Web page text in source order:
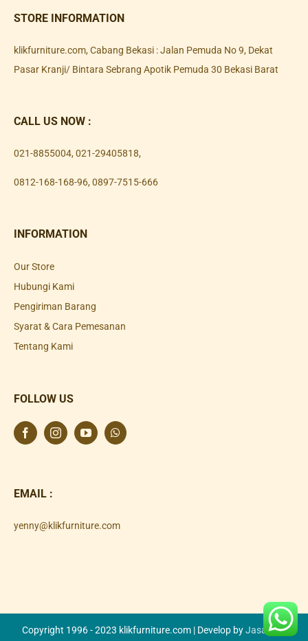
STORE INFORMATION
klikfurniture.com, Cabang Bekasi : Jalan Pemuda No 9, Dekat
Pasar Kranji/ Bintara Sebrang Apotik Pemuda 30 Bekasi Barat
CALL US NOW :
021-8855004, 021-29405818,
0812-168-168-96, 0897-7515-666
INFORMATION
Our Store
Hubungi Kami
Pengiriman Barang
Syarat & Cara Pemesanan
Tentang Kami
FOLLOW US
EMAIL :
yenny@klikfurniture.com
Copyright 1996 - 2023 klikfurniture.com | Develop byJasa SEO